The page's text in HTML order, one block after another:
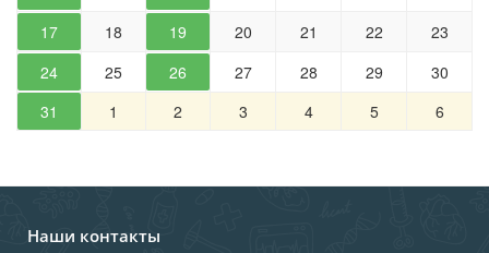
17
18 19 20 21 22
23
24
25 26 27 28 29
30
31
1 2 3 4 5 6
Наши контакты